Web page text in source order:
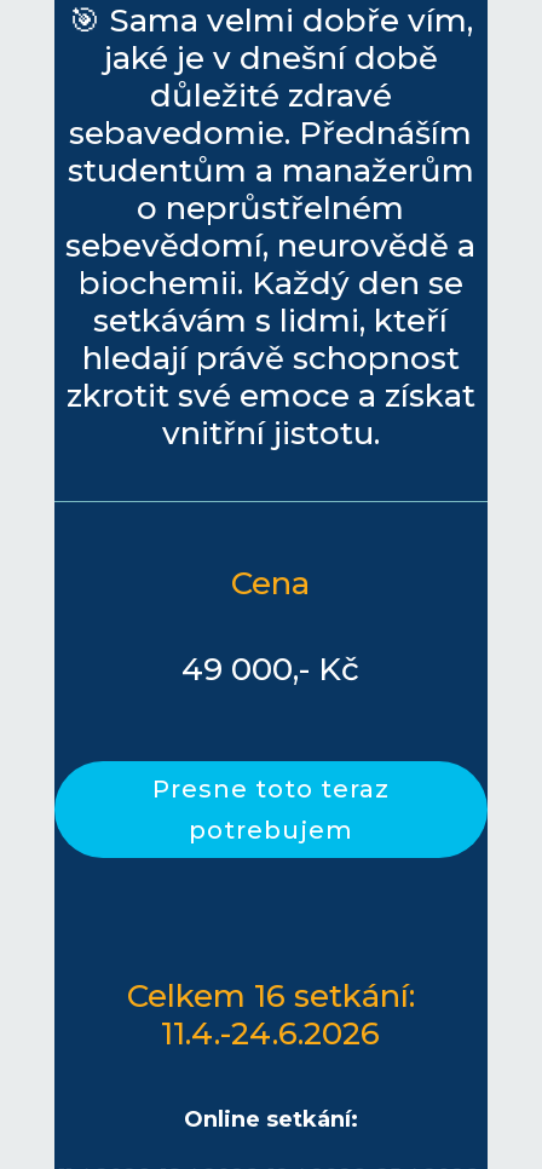
🎯 Sama velmi dobře vím,
jaké je v dnešní době
důležité zdravé
sebavedomie. Přednáším
studentům a manažerům
o neprůstřelném
sebevědomí, neurovědě a
biochemii. Každý den se
setkávám s lidmi, kteří
hledají právě schopnost
zkrotit své emoce a získat
vnitřní jistotu.
Cena
49 000,- Kč
Presne toto teraz
potrebujem
Celkem 16 setkání:
11.4.-24.6.2026
Online setkání: